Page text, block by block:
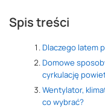
Spis treści
Dlaczego latem
Domowe
cyrkulację
Wentylator,
co wybrać?